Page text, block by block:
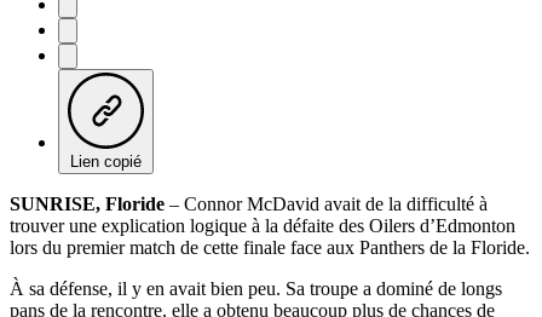
Lien copié
SUNRISE, Floride – Connor McDavid avait de la difficulté à
trouver une explication logique à la défaite des Oilers d’Edmonton
lors du premier match de cette finale face aux Panthers de la Floride.
À sa défense, il y en avait bien peu. Sa troupe a dominé de longs
pans de la rencontre, elle a obtenu beaucoup plus de chances de